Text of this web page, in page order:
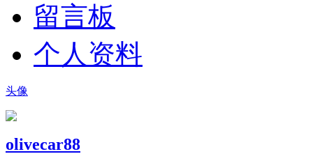
留言板
个人资料
头像
olivecar88